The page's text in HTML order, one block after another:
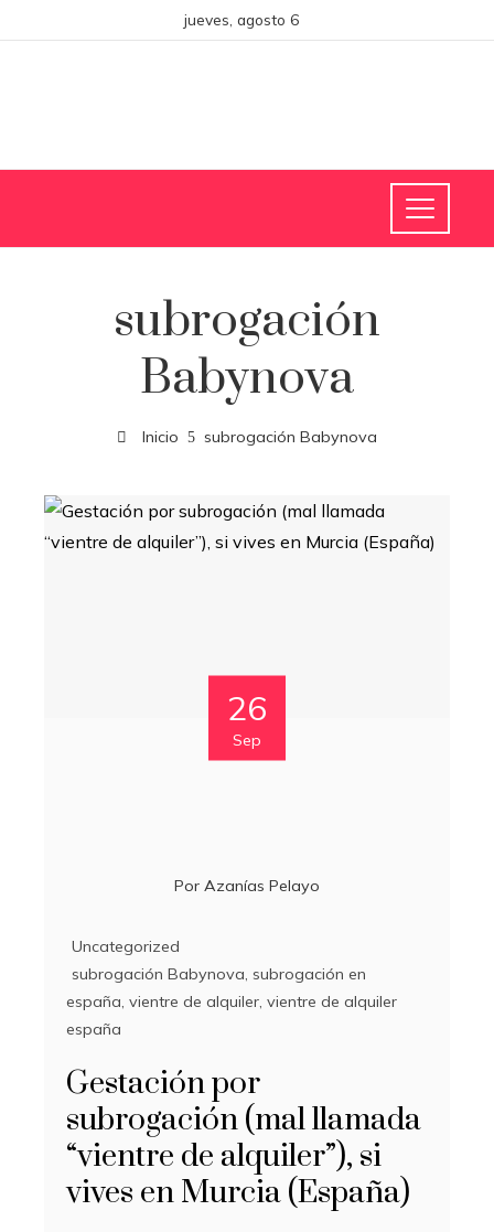
jueves, agosto 6
subrogación
Babynova
Inicio subrogación Babynova
26
Sep
Por Azanías Pelayo
Uncategorized
subrogación Babynova, subrogación en
españa, vientre de alquiler, vientre de alquiler
españa
Gestación por
subrogación (mal llamada
“vientre de alquiler”), si
vives en Murcia (España)